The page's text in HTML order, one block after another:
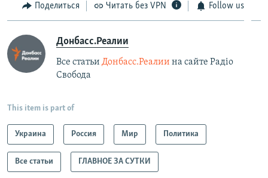
Поделиться Читать без VPN Follow us
Донбасс.Реалии
Все статьи Донбасс.Реалии на сайте Радіо
Свобода
This item is part of
Украина Россия Мир Политика
Все статьи ГЛАВНОЕ ЗА СУТКИ